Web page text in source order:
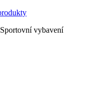
Sportovní vybavení